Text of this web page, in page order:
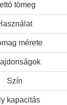
tömeg
mérete
Szín
kapacitás